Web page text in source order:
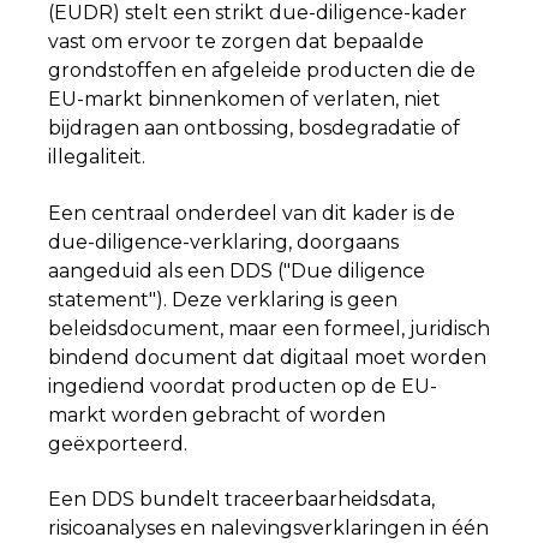
(EUDR) stelt een strikt due-diligence-kader
vast om ervoor te zorgen dat bepaalde
grondstoffen en afgeleide producten die de
EU-markt binnenkomen of verlaten, niet
bijdragen aan ontbossing, bosdegradatie of
illegaliteit.
Een centraal onderdeel van dit kader is de
due-diligence-verklaring, doorgaans
aangeduid als een DDS ("Due diligence
statement"). Deze verklaring is geen
beleidsdocument, maar een formeel, juridisch
bindend document dat digitaal moet worden
ingediend voordat producten op de EU-
markt worden gebracht of worden
geëxporteerd.
Een DDS bundelt traceerbaarheidsdata,
risicoanalyses en nalevingsverklaringen in één